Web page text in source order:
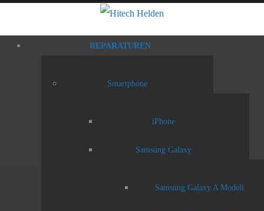
REPARATUREN
Smartphone
iPhone
Samsung Galaxy
Samsung Galaxy A Modell